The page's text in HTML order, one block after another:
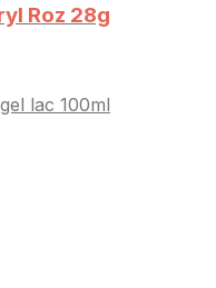
Roz 28g